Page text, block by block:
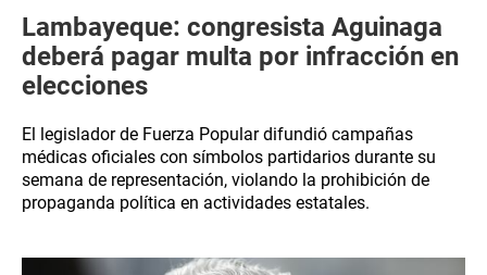
Lambayeque: congresista Aguinaga
deberá pagar multa por infracción en
elecciones
El legislador de Fuerza Popular difundió campañas
médicas oficiales con símbolos partidarios durante su
semana de representación, violando la prohibición de
propaganda política en actividades estatales.